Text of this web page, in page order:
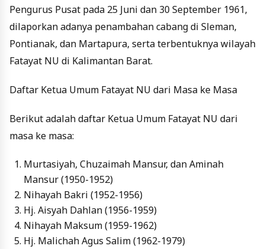
Pengurus Pusat pada 25 Juni dan 30 September 1961,
dilaporkan adanya penambahan cabang di Sleman,
Pontianak, dan Martapura, serta terbentuknya wilayah
Fatayat NU di Kalimantan Barat.
Daftar Ketua Umum Fatayat NU dari Masa ke Masa
Berikut adalah daftar Ketua Umum Fatayat NU dari
masa ke masa:
Murtasiyah, Chuzaimah Mansur, dan Aminah
Mansur (1950-1952)
Nihayah Bakri (1952-1956)
Hj. Aisyah Dahlan (1956-1959)
Nihayah Maksum (1959-1962)
Hj. Malichah Agus Salim (1962-1979)